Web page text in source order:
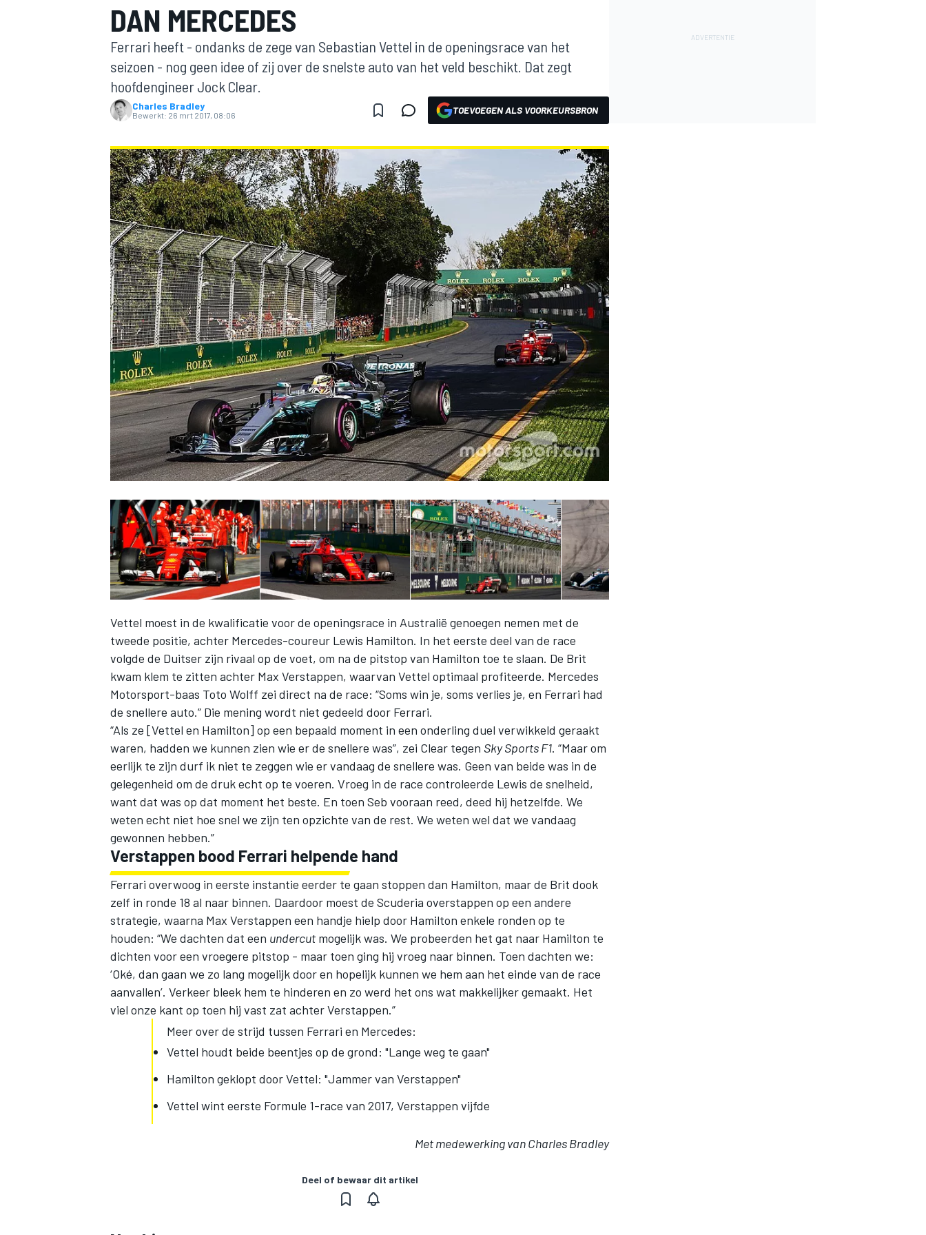
MOTOGP
INDYCAR
WEC DTM
DAN MERCEDES
Ferrari heeft - ondanks de zege van Sebastian Vettel in de openingsrace van het
seizoen - nog geen idee of zij over de snelste auto van het veld beschikt. Dat zegt
hoofdengineer Jock Clear.
Charles Bradley
Bewerkt: 26 mrt 2017, 08:06 TOEVOEGEN ALS VOORKEURSBRON
Vettel moest in de kwalificatie voor de openingsrace in Australië genoegen nemen met de
tweede positie, achter Mercedes-coureur Lewis Hamilton. In het eerste deel van de race
volgde de Duitser zijn rivaal op de voet, om na de pitstop van Hamilton toe te slaan. De Brit
kwam klem te zitten achter Max Verstappen, waarvan Vettel optimaal profiteerde. Mercedes
Motorsport-baas Toto Wolff zei direct na de race: “Soms win je, soms verlies je, en Ferrari had
de snellere auto.” Die mening wordt niet gedeeld door Ferrari.
“Als ze [Vettel en Hamilton] op een bepaald moment in een onderling duel verwikkeld geraakt
waren, hadden we kunnen zien wie er de snellere was”, zei Clear tegen Sky Sports F1. “Maar om
eerlijk te zijn durf ik niet te zeggen wie er vandaag de snellere was. Geen van beide was in de
gelegenheid om de druk echt op te voeren. Vroeg in de race controleerde Lewis de snelheid,
want dat was op dat moment het beste. En toen Seb vooraan reed, deed hij hetzelfde. We
weten echt niet hoe snel we zijn ten opzichte van de rest. We weten wel dat we vandaag
gewonnen hebben.”
Verstappen bood Ferrari helpende hand
Ferrari overwoog in eerste instantie eerder te gaan stoppen dan Hamilton, maar de Brit dook
zelf in ronde 18 al naar binnen. Daardoor moest de Scuderia overstappen op een andere
strategie, waarna Max Verstappen een handje hielp door Hamilton enkele ronden op te
houden: “We dachten dat een undercut mogelijk was. We probeerden het gat naar Hamilton te
dichten voor een vroegere pitstop - maar toen ging hij vroeg naar binnen. Toen dachten we:
‘Oké, dan gaan we zo lang mogelijk door en hopelijk kunnen we hem aan het einde van de race
aanvallen’. Verkeer bleek hem te hinderen en zo werd het ons wat makkelijker gemaakt. Het
viel onze kant op toen hij vast zat achter Verstappen.”
Meer over de strijd tussen Ferrari en Mercedes:
Vettel houdt beide beentjes op de grond: "Lange weg te gaan"
Hamilton geklopt door Vettel: "Jammer van Verstappen"
Vettel wint eerste Formule 1-race van 2017, Verstappen vijfde
Met medewerking van Charles Bradley
Deel of bewaar dit artikel